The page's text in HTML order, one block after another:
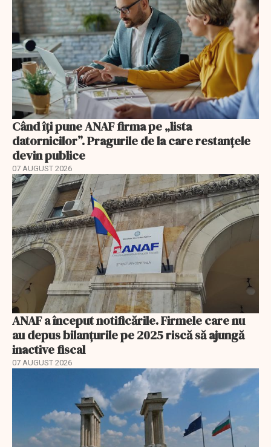
Când îți pune ANAF firma pe „lista
datornicilor”. Pragurile de la care restanțele
devin publice
07 AUGUST 2026
ANAF a început notificările. Firmele care nu
au depus bilanțurile pe 2025 riscă să ajungă
inactive fiscal
07 AUGUST 2026